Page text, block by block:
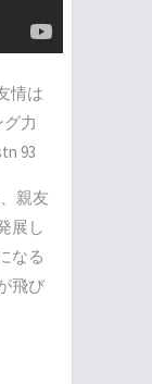
情は
力
93
親友
展し
なる
飛び